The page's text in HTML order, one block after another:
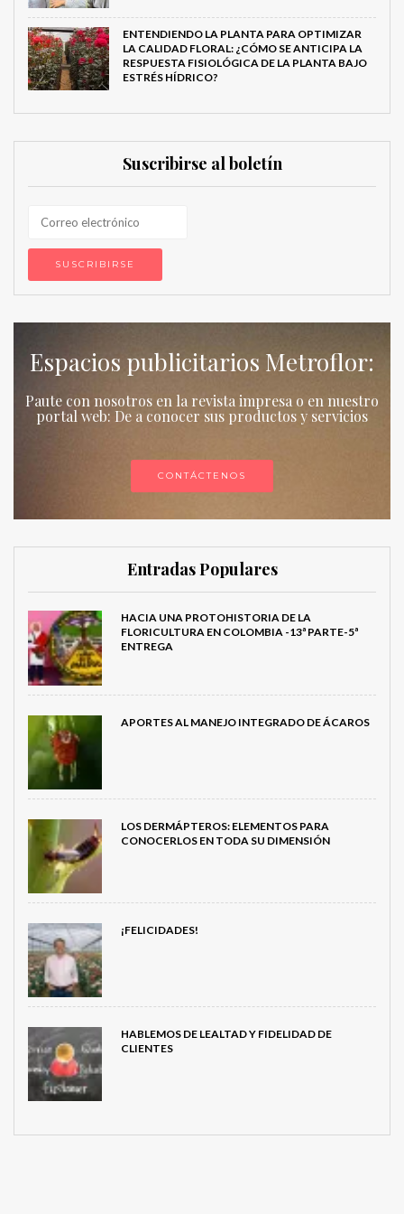
ENTENDIENDO LA PLANTA PARA OPTIMIZAR
LA CALIDAD FLORAL: ¿CÓMO SE ANTICIPA LA
RESPUESTA FISIOLÓGICA DE LA PLANTA BAJO
ESTRÉS HÍDRICO?
Suscribirse al boletín
Espacios publicitarios Metroflor:
Paute con nosotros en la revista impresa o en nuestro
portal web: De a conocer sus productos y servicios
CONTÁCTENOS
Entradas Populares
HACIA UNA PROTOHISTORIA DE LA
FLORICULTURA EN COLOMBIA -13ª PARTE-5ª
ENTREGA
APORTES AL MANEJO INTEGRADO DE ÁCAROS
LOS DERMÁPTEROS: ELEMENTOS PARA
CONOCERLOS EN TODA SU DIMENSIÓN
¡FELICIDADES!
HABLEMOS DE LEALTAD Y FIDELIDAD DE
CLIENTES